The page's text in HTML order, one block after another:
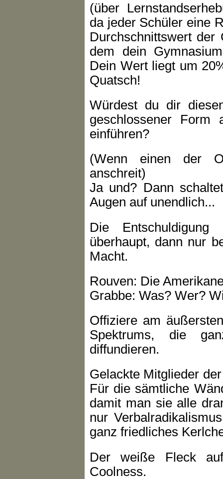
(über
da jeder Schüler eine
Durchschnittswert
dem dein
Dein Wert liegt um
Quatsch!
Würdest du dir
geschlossener Form
einführen?
(Wenn einen der
anschreit)
Ja und? Dann
Augen auf unendlich...
Die
überhaupt, dann nur
Macht.
Rouven: Die
Grabbe: Was? Wer?
Offiziere am
Spektrums, die
diffundieren.
Gelackte Mitglieder
Für die sämtliche
damit man sie alle
nur
ganz friedliches
Der weiße Fleck
Coolness.